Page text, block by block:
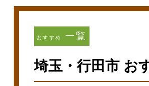
おすすめ 一覧
埼玉・行田市 お